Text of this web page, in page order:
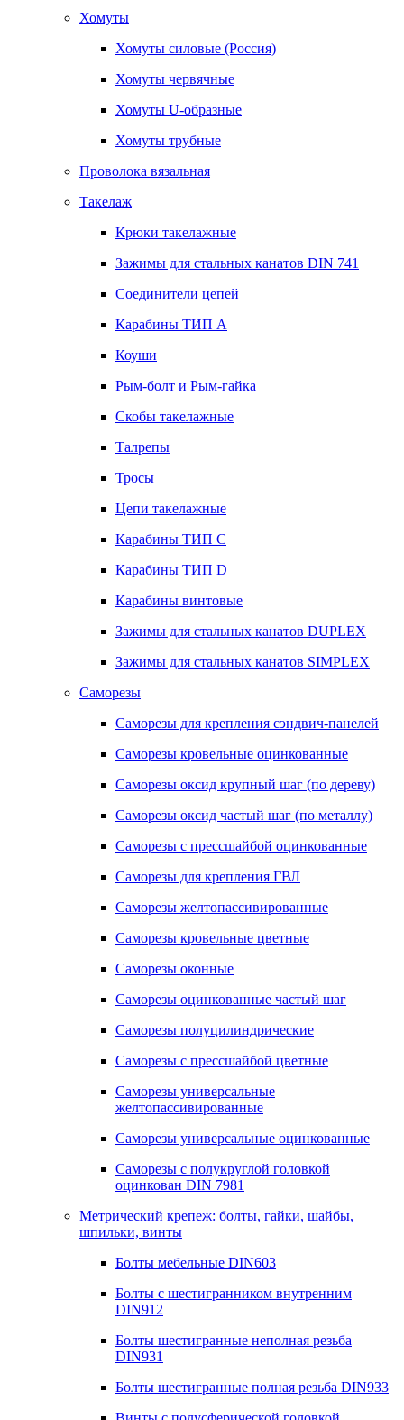
Хомуты
Хомуты силовые (Россия)
Хомуты червячные
Хомуты U-образные
Хомуты трубные
Проволока вязальная
Такелаж
Крюки такелажные
Зажимы для стальных канатов DIN 741
Соединители цепей
Карабины ТИП А
Коуши
Рым-болт и Рым-гайка
Скобы такелажные
Талрепы
Тросы
Цепи такелажные
Карабины ТИП C
Карабины ТИП D
Карабины винтовые
Зажимы для стальных канатов DUPLEX
Зажимы для стальных канатов SIMPLEX
Саморезы
Саморезы для крепления сэндвич-панелей
Саморезы кровельные оцинкованные
Саморезы оксид крупный шаг (по дереву)
Саморезы оксид частый шаг (по металлу)
Саморезы с прессшайбой оцинкованные
Саморезы для крепления ГВЛ
Саморезы желтопассивированные
Саморезы кровельные цветные
Саморезы оконные
Саморезы оцинкованные частый шаг
Саморезы полуцилиндрические
Саморезы с прессшайбой цветные
Саморезы универсальные
желтопассивированные
Саморезы универсальные оцинкованные
Саморезы с полукруглой головкой
оцинкован DIN 7981
Метрический крепеж: болты, гайки, шайбы,
шпильки, винты
Болты мебельные DIN603
Болты с шестигранником внутренним
DIN912
Болты шестигранные неполная резьба
DIN931
Болты шестигранные полная резьба DIN933